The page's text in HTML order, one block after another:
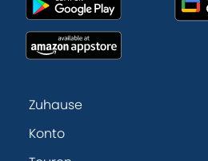
Zuhause
Konto